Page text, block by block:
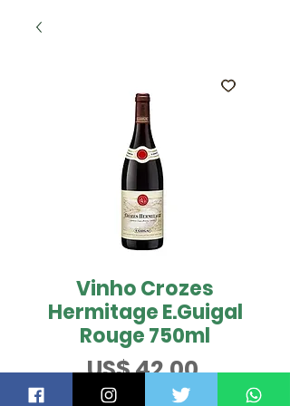
Vinho Crozes
Hermitage E.Guigal
Rouge 750ml
US$ 42,00Preço